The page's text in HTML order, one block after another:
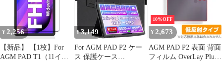
硬度 超薄 画面保護 For
AGM PAD T1（11イン
チ
¥ 2,256
【新品】 【1枚】For
AGM PAD T1（11イン
¥3,149
For AGM PAD P2 ケー
ス 保護ケース
10%OFF
¥ 2,673
AGM PAD P2 表面 背面
フィルム OverLay Plus